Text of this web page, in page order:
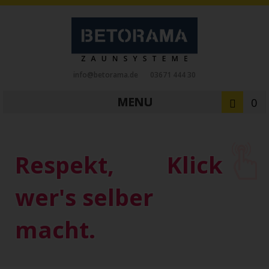
MENU 0
Schiebetore Drehtore Zaunfelder
Antriebe
Referenzen
Downloads Zubehör
Tore
ALUMINIUM
Klick
Respekt,
wer's selber
macht.